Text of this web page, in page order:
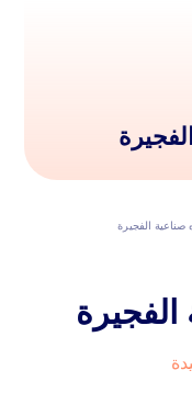
صناعية الفجيرة
الفجيرة